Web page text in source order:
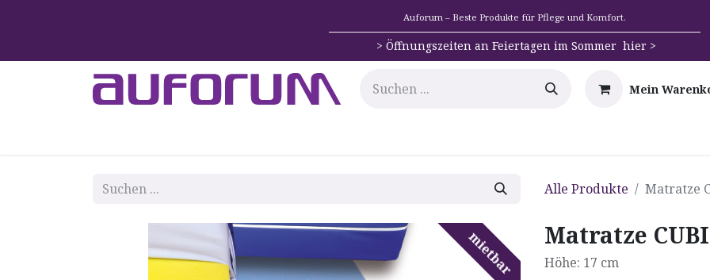
Auforum – Beste Produkte für Pflege und Komfort.
> Öffnungszeiten an Feiertagen im Sommer hier >
Mein
Alle Produkte Matratze
mietbar Matratze
Höhe: 17 cm